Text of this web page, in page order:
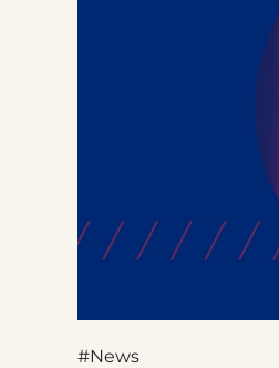
#News